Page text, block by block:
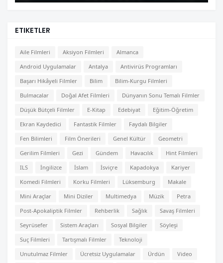
ETIKETLER
Aile Filmleri Aksiyon Filmleri
Almanca
Android Uygulamalar
Antalya
Antivirüs Programları
Başarı Hikâyeli Filmler
Bilim
Bilim-Kurgu Filmleri
Bulmacalar
Doğal Afet Filmleri
Dünyanın Sonu Temalı Filmler
Düşük Bütçeli Filmler
E-Kitap Edebiyat
Eğitim-Öğretim
Ekran Kaydedici
Fantastik Filmler
Faydalı Bilgiler
Fen Bilimleri
Film Önerileri Genel Kültür
Geometri
Gerilim Filmleri
Gezi Gündem Havacılık
Hint Filmleri
ILS
İngilizce İslam İsviçre Kapadokya
Kariyer
Komedi Filmleri
Korku Filmleri Lüksemburg
Makale
Mini Araçlar
Mini Diziler Multimedya Müzik
Petra
Post-Apokaliptik Filmler
Rehberlik Sağlık
Savaş Filmleri
Seyrüsefer
Sistem Araçları Sosyal Bilgiler
Söyleşi
Suç Filmleri
Tartışmalı Filmler
Teknoloji
Unutulmaz Filmler
Ücretsiz Uygulamalar Ürdün
Video